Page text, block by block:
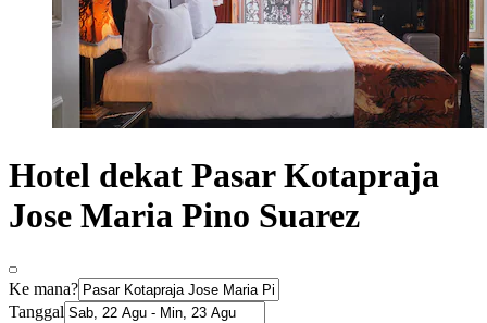
Hotel dekat Pasar Kotapraja
Jose Maria Pino Suarez
Ke mana?
Tanggal